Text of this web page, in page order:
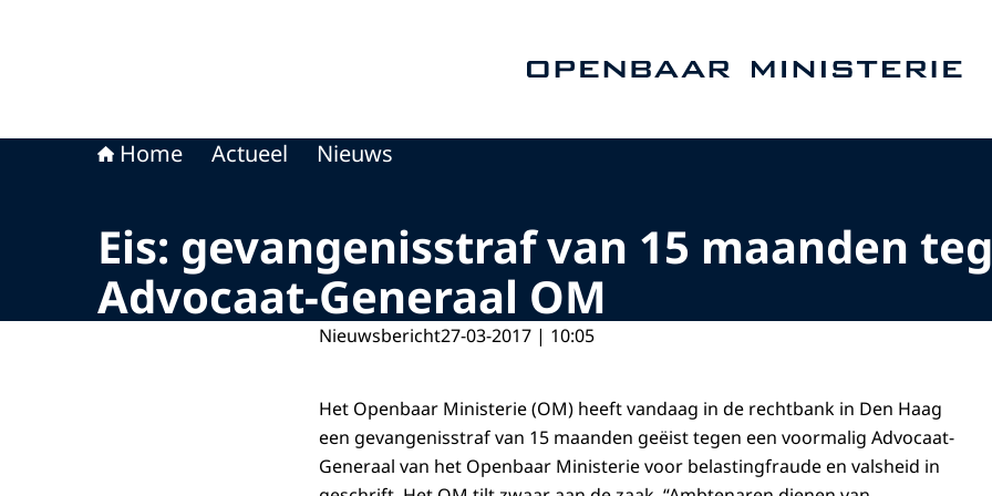
Home Actueel Nieuws
Eis: gevangenisstraf van 15 maanden
Advocaat-Generaal OM
Nieuwsbericht27-03-2017 | 10:05
Het Openbaar Ministerie (OM) heeft vandaag in de rechtbank in Den Haag
een gevangenisstraf van 15 maanden geëist tegen een voormalig Advocaat-
Generaal van het Openbaar Ministerie voor belastingfraude en valsheid in